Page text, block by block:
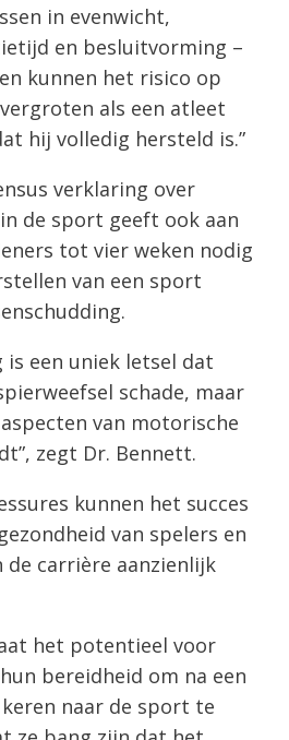
in evenwicht,
en besluitvorming –
kunnen het risico op
als een atleet
hij volledig hersteld is.”
verklaring over
de sport geeft ook aan
tot vier weken nodig
van een sport
is een uniek letsel dat
schade, maar
van motorische
zegt Dr. Bennett.
kunnen het succes
van spelers en
de carrière aanzienlijk
het potentieel voor
bereidheid om na een
naar de sport te